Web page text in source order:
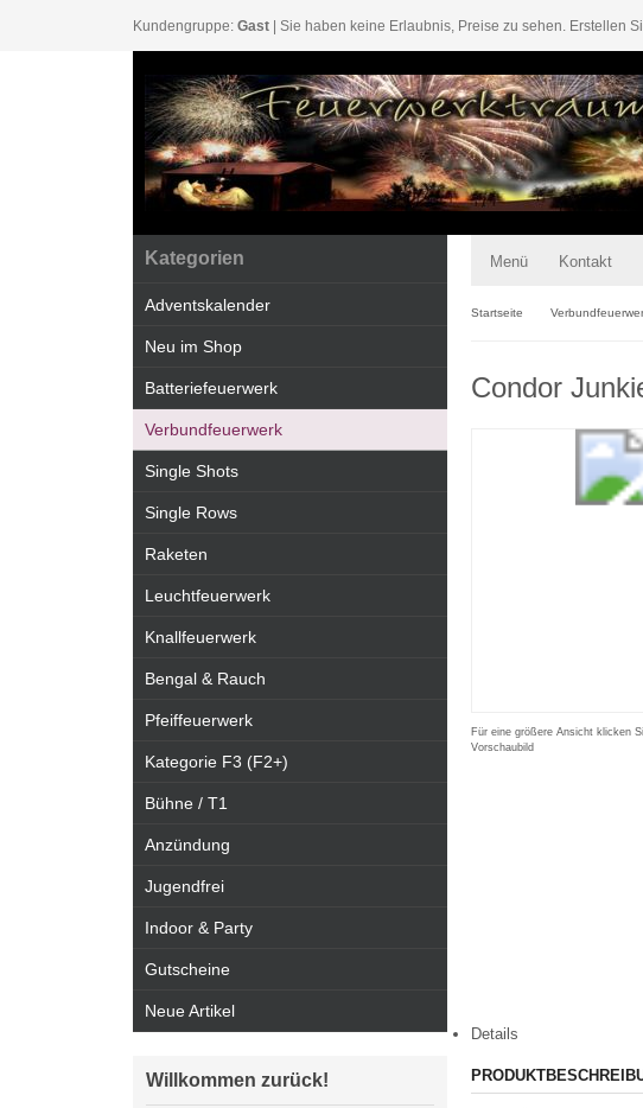
Kundengruppe: Gast | Sie haben keine Erlaubnis, Preise zu sehen. Erstellen
Menü Kontakt
Startseite
Condor
Für eine größere Ansicht klicken
Vorschaubild
Details
Kategorien
Adventskalender
Neu im Shop
Batteriefeuerwerk
Verbundfeuerwerk
Single Shots
Single Rows
Raketen
Leuchtfeuerwerk
Knallfeuerwerk
Bengal & Rauch
Pfeiffeuerwerk
Kategorie F3 (F2+)
Bühne / T1
Anzündung
Jugendfrei
Indoor & Party
Gutscheine
Neue Artikel
Willkommen zurück!